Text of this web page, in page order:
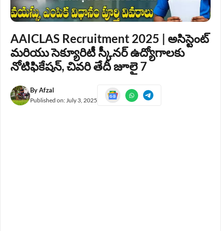
AAICLAS Recruitment 2025 | అసిస్టెంట్
మరియు సెక్యూరిటీ స్కీనర్ ఉద్యోగాలకు
నోటిఫికేషన్, చివరి తేదీ జూలై 7
ByAfzal
Published on:July 3, 2025